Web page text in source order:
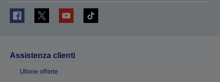
Assistenza clienti
Ultime offerte